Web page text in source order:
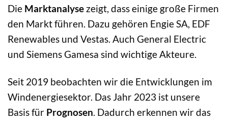
Die Marktanalyse zeigt, dass einige große Firmen
den Markt führen. Dazu gehören Engie SA, EDF
Renewables und Vestas. Auch General Electric
und Siemens Gamesa sind wichtige Akteure.
Seit 2019 beobachten wir die Entwicklungen im
Windenergiesektor. Das Jahr 2023 ist unsere
Basis für Prognosen. Dadurch erkennen wir das